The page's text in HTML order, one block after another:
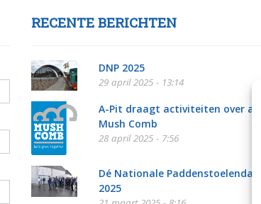
RECENTE BERICHTEN
DNP 2025
29 april 2025 - 13:14
A-Pit draagt activiteiten over aan
Mush Comb
28 april 2025 - 7:56
Dé Nationale Paddenstoelendag
2025